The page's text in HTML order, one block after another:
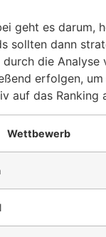
geht es darum,
sollten dann
die Analyse
erfolgen,
auf das Ranking
Wettbewerb